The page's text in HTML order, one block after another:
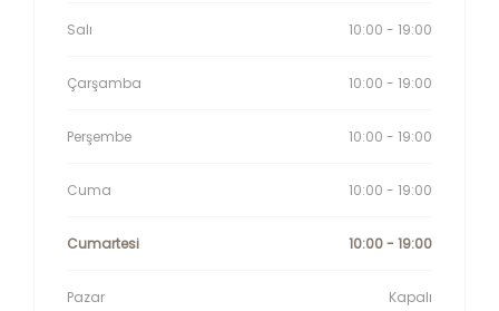
Salı 10:00 - 19:00
Çarşamba 10:00 - 19:00
Perşembe 10:00 - 19:00
Cuma 10:00 - 19:00
Cumartesi 10:00 - 19:00
Pazar Kapalı